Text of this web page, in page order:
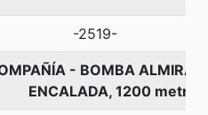
-2519-
- BOMBA
ENCALADA, 1200 metros